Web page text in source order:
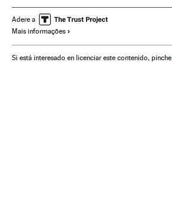
Futebol Campeonato mundial
Adere a
Mais informações
Si está interesado en licenciar este contenido, pinche